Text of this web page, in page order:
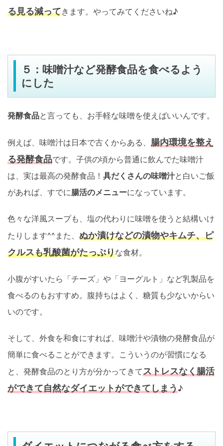
る見る減ってきます。やってみてくださいね♪
５：味噌汁など発酵食品を食べるよう
にした
発酵食品と言っても、お手軽な味噌を使えばいいんです。
例えば、味噌汁は日本で古くからある、 腸内環境を整え
る発酵食品です。子供の頃から普通に飲んでた味噌汁
は、実は最高の発酵食品！ 具だくさんの味噌汁と白いご飯
があれば、すでに腸活のメニューになっています。
色々な洋風スープも、塩の代わりに味噌を使うと結構いけ
たりします^^また、 ぬか漬けなどの漬物やキムチ、ピ
クルスも乳酸菌がたっぷりな食材。
小腹がすいたら「チーズ」や「ヨーグルト」など乳製品を
食べるのもおすすめ。腹持ちはよく、糖質も少ないからい
いのです。
そして、外食を和食にすれば、味噌汁や漬物の発酵食品が
簡単に食べることができます。こういうのが習慣になる
と、発酵食品のとり方が分かってきて ストレスなく腸活
ができて自然なダイエットができてしまう ♪